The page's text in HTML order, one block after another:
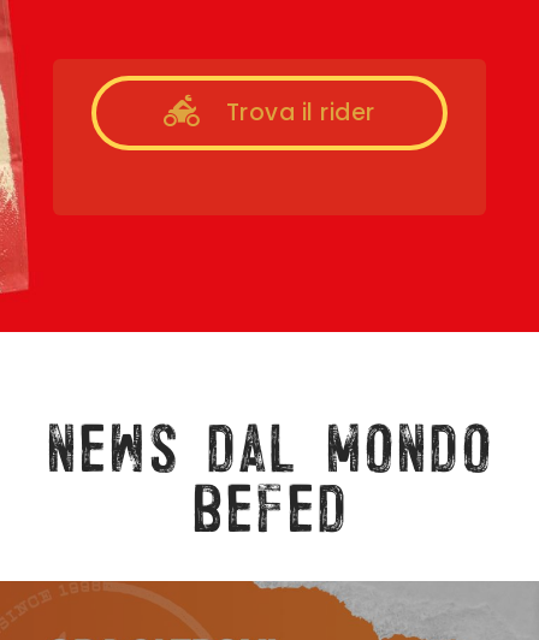
Trova il rider
news dal mondo
befed